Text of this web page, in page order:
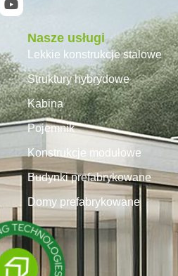
Nasze usługi
Lekkie konstrukcje stalowe
Struktury hybrydowe
Kabina
Pojemnik
Konstrukcje modułowe
Budynki prefabrykowane
Domy prefabrykowane